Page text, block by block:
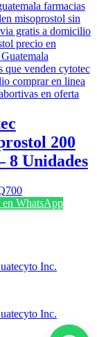
200
8 Unidades
700El
precio
en WhatsApp
Inc.
Inc.